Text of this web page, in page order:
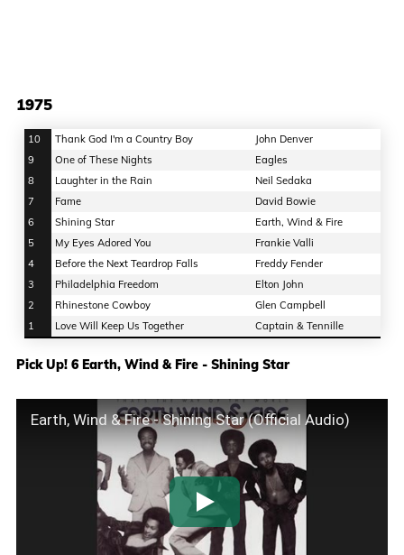
1975
10 Thank God I'm a Country Boy
John Denver
9
One of These Nights
Eagles
8
Laughter in the Rain
Neil Sedaka
7
Fame
David Bowie
6
Shining Star
Earth, Wind & Fire
5
My Eyes Adored You
Frankie Valli
4
Before the Next Teardrop Falls
Freddy Fender
3
Philadelphia Freedom
Elton John
2
Rhinestone Cowboy
Glen Campbell
1
Love Will Keep Us Together Captain & Tennille
Pick Up! 6 Earth, Wind & Fire - Shining Star
Earth, Wind & Fire - Shining Star (Official Audio)